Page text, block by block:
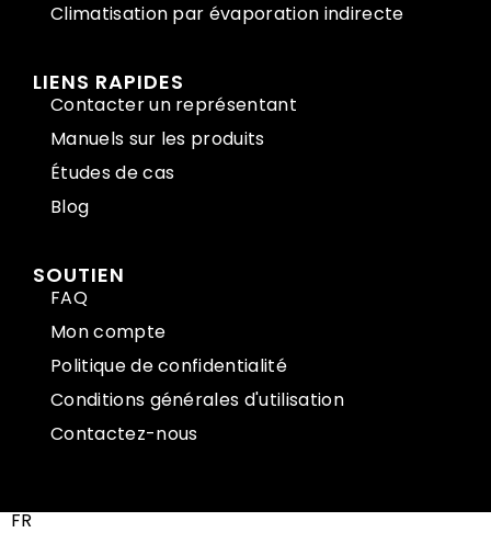
Climatisation par évaporation indirecte
LIENS RAPIDES
Contacter un représentant
Manuels sur les produits
Études de cas
Blog
SOUTIEN
FAQ
Mon compte
Politique de confidentialité
Conditions générales d'utilisation
Contactez-nous
FR